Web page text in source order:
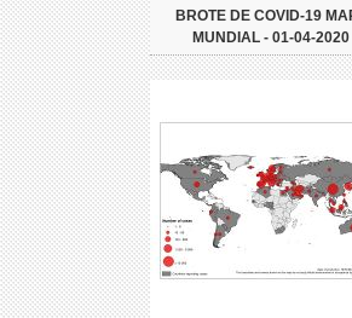
BROTE DE COVID-19
MUNDIAL - 01-04-2020